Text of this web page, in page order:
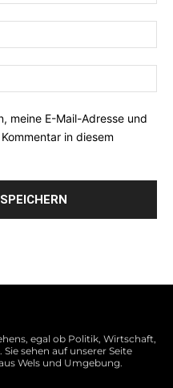
meine E-Mail-Adresse und
in diesem
egal ob Politik, Wirtschaft,
sehen auf unserer Seite
Wels und Umgebung.